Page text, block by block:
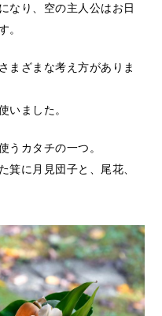
なり、空の主人公はお日
。
まざまな考え方がありま
いました。
うカタチの一つ。
箕に月見団子と、尾花、